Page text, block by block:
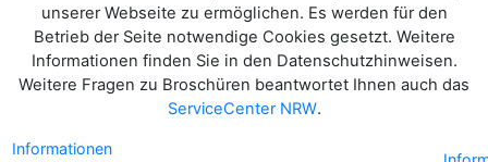
unserer Webseite zu ermöglichen. Es werden für den
Betrieb der Seite notwendige Cookies gesetzt. Weitere
Informationen finden Sie in den Datenschutzhinweisen.
Weitere Fragen zu Broschüren beantwortet Ihnen auch das
ServiceCenter NRW.
Informationen